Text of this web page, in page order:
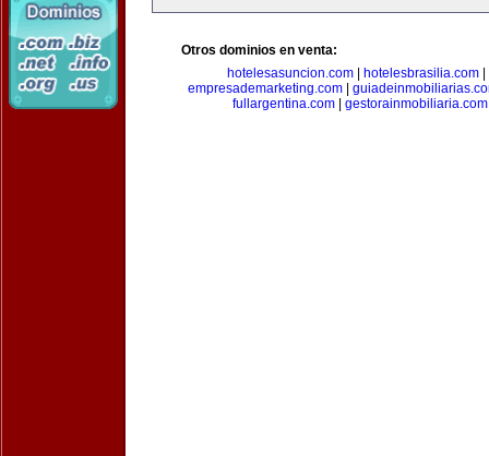
Otros dominios en venta:
hotelesasuncion.com| hotelesbrasilia.com|
empresademarketing.com|
fullargentina.com
gestorainmobiliaria.com